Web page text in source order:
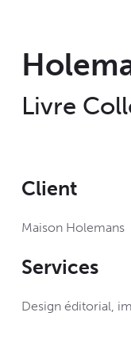
Livre
Client
Maison Holemans
Services
Design éditorial,